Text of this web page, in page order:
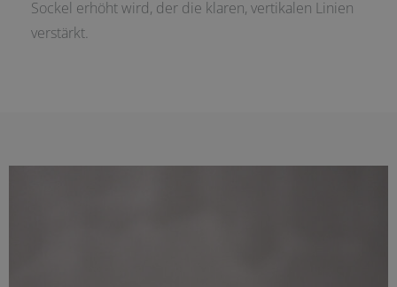
Sockel erhöht wird, der die klaren, vertikalen Linien
verstärkt.